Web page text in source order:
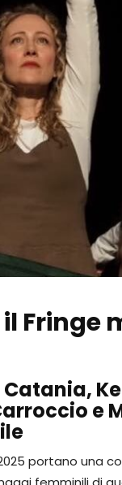
Fringe
e
portano